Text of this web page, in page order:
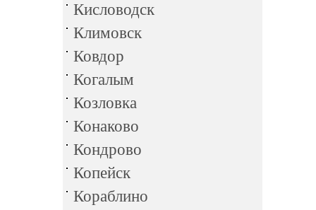
Кисловодск
Климовск
Ковдор
Когалым
Козловка
Конаково
Кондрово
Копейск
Кораблино